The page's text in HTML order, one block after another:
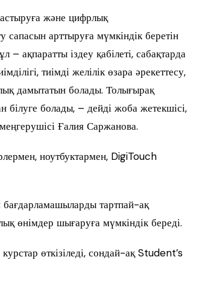
және цифрлық
сапасын арттыруға мүмкіндік беретін
ақпаратты іздеу қабілеті, сабақтарда
тиімді желілік өзара әрекеттесу,
дамытатын болады. Толығырақ
болады, – дейді жоба жетекшісі,
Ғалия Саржанова.
ноутбуктармен, DigiTouch
тартпай-ақ
өнімдер шығаруға мүмкіндік береді.
өткізіледі, сондай-ақ Student’s